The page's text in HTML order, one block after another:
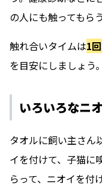
の人にも触ってもら
触れ合いタイムは1
を目安にしましょう。
いろいろなニ
タオルに飼い主さん
イを付けて、子猫に
らって、ニオイを付